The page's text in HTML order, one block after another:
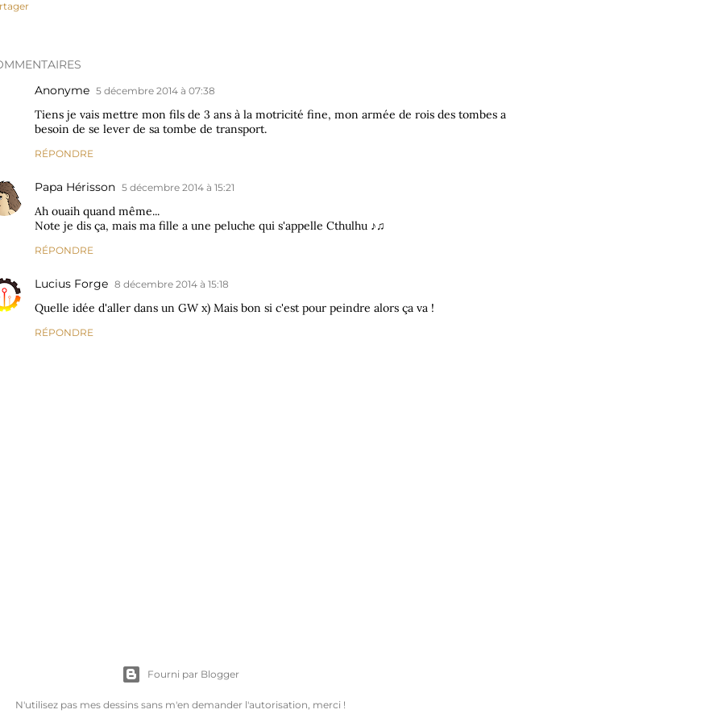
Anonyme 5 décembre 2014 à 07:38
Tiens je vais mettre mon fils de 3 ans à la motricité fine, mon armée de rois des tombes a
besoin de se lever de sa tombe de transport.
RÉPONDRE
Papa Hérisson 5 décembre 2014 à 15:21
Ah ouaih quand même...
Note je dis ça, mais ma fille a une peluche qui s'appelle Cthulhu ♪♫
RÉPONDRE
Lucius Forge 8 décembre 2014 à 15:18
Quelle idée d'aller dans un GW x) Mais bon si c'est pour peindre alors ça va !
RÉPONDRE
Fourni par Blogger
N'utilisez pas mes dessins sans m'en demander l'autorisation, merci !